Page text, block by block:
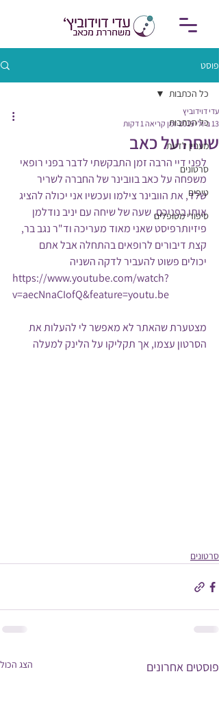
פוסט
כל הכתבות
מעניין לדעת
סרטונים
טיפים
סיפורי מטופלים
כל הכתבות
שיחה על כאב
עדי דוידוביץ
13 ביולי 2019
זמן קריאה 1 דקות
לפני דיי הרבה זמן התבקשתי לדבר בפני רופאי
משפחה על כאב בוובינר של החברה לשריר
שלד, את הוובינר צילמו ועכשיו אני יכולה להציג
אותו בפניכם, שעה של שיחה עם יניב נודלמן
פיזיותרפיסט שאני מאוד מעריכה וד"ר נגב בר,
קצת דיבורים לרופאים בהתחלה אבל אתם
יכולים פשוט להעביר לדקה השניה
https://www.youtube.com/watch?
v=aecNnaCIofQ&feature=youtu.be
מצטערת שהאתר לא מאפשר לי להעלות את
הסרטון עצמו, אך תקליקו על הלינק למעלה
סרטונים
פוסטים אחרונים הצג הכול